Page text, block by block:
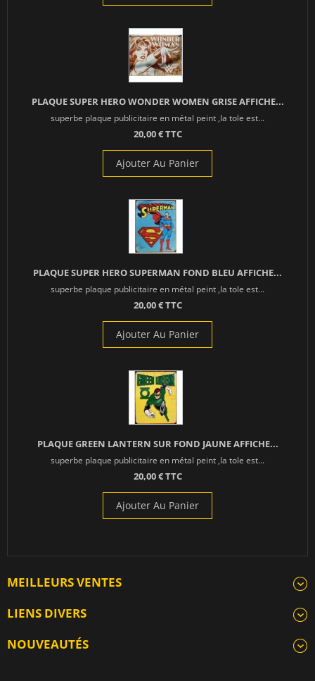
PLAQUE SUPER HERO WONDER WOMEN GRISE AFFICHE...
superbe plaque publicitaire en métal peint ,la tole est...
20,00 € TTC
Ajouter Au Panier
PLAQUE SUPER HERO SUPERMAN FOND BLEU AFFICHE...
superbe plaque publicitaire en métal peint ,la tole est...
20,00 € TTC
Ajouter Au Panier
PLAQUE GREEN LANTERN SUR FOND JAUNE AFFICHE...
superbe plaque publicitaire en métal peint ,la tole est...
20,00 € TTC
Ajouter Au Panier
MEILLEURS VENTES
LIENS DIVERS
NOUVEAUTÉS